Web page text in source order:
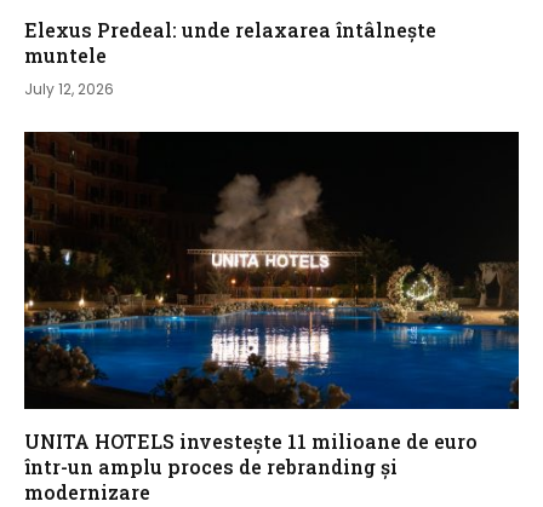
Elexus Predeal: unde relaxarea întâlnește
muntele
July 12, 2026
UNITA HOTELS investește 11 milioane de euro
într-un amplu proces de rebranding și
modernizare